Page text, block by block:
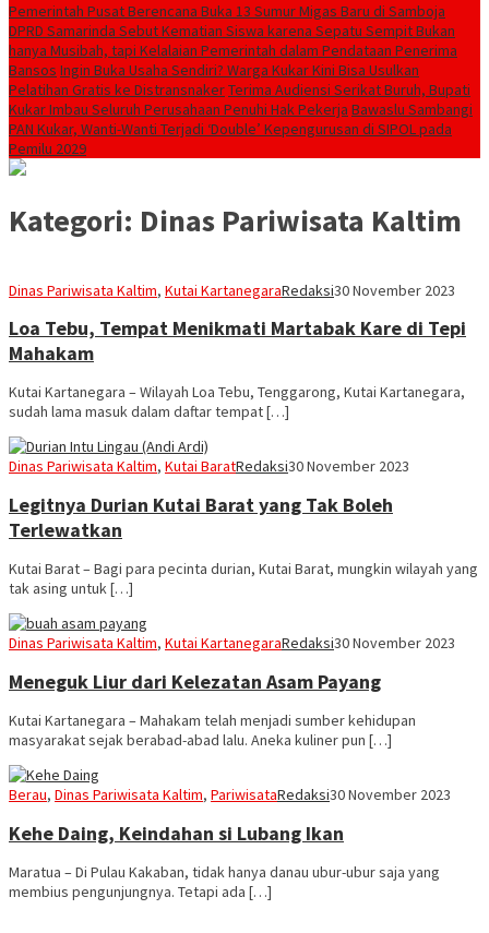
Pemerintah Pusat Berencana Buka 13 Sumur Migas Baru di Samboja
DPRD Samarinda Sebut Kematian Siswa karena Sepatu Sempit Bukan
hanya Musibah, tapi Kelalaian Pemerintah dalam Pendataan Penerima
Bansos Ingin Buka Usaha Sendiri? Warga Kukar Kini Bisa Usulkan
Pelatihan Gratis ke DistransnakerTerima Audiensi Serikat Buruh, Bupati
Kukar Imbau Seluruh Perusahaan Penuhi Hak Pekerja Bawaslu Sambangi
PAN Kukar, Wanti-Wanti Terjadi ‘Double’ Kepengurusan di SIPOL pada
Pemilu 2029
Kategori: Dinas Pariwisata Kaltim
Dinas Pariwisata Kaltim, Kutai KartanegaraRedaksi30 November 2023
Loa Tebu, Tempat Menikmati Martabak Kare di Tepi
Mahakam
Kutai Kartanegara – Wilayah Loa Tebu, Tenggarong, Kutai Kartanegara,
sudah lama masuk dalam daftar tempat […]
Dinas Pariwisata Kaltim, Kutai BaratRedaksi30 November 2023
Legitnya Durian Kutai Barat yang Tak Boleh
Terlewatkan
Kutai Barat – Bagi para pecinta durian, Kutai Barat, mungkin wilayah yang
tak asing untuk […]
Dinas Pariwisata Kaltim, Kutai KartanegaraRedaksi30 November 2023
Meneguk Liur dari Kelezatan Asam Payang
Kutai Kartanegara – Mahakam telah menjadi sumber kehidupan
masyarakat sejak berabad-abad lalu. Aneka kuliner pun […]
Berau, Dinas Pariwisata Kaltim, PariwisataRedaksi30 November 2023
Kehe Daing, Keindahan si Lubang Ikan
Maratua – Di Pulau Kakaban, tidak hanya danau ubur-ubur saja yang
membius pengunjungnya. Tetapi ada […]